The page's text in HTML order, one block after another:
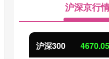
沪深京行
北证50 1125.45